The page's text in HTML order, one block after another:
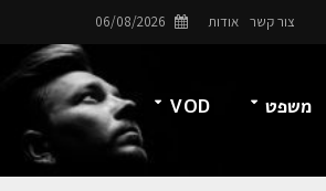
צור קשר אודות 06/08/2026
משפט VOD